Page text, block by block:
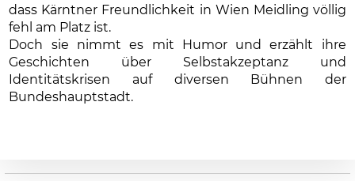
dass Kärntner Freundlichkeit in Wien Meidling völlig
fehl am Platz ist.
Doch sie nimmt es mit Humor und erzählt ihre
Geschichten über Selbstakzeptanz und
Identitätskrisen auf diversen Bühnen der
Bundeshauptstadt.